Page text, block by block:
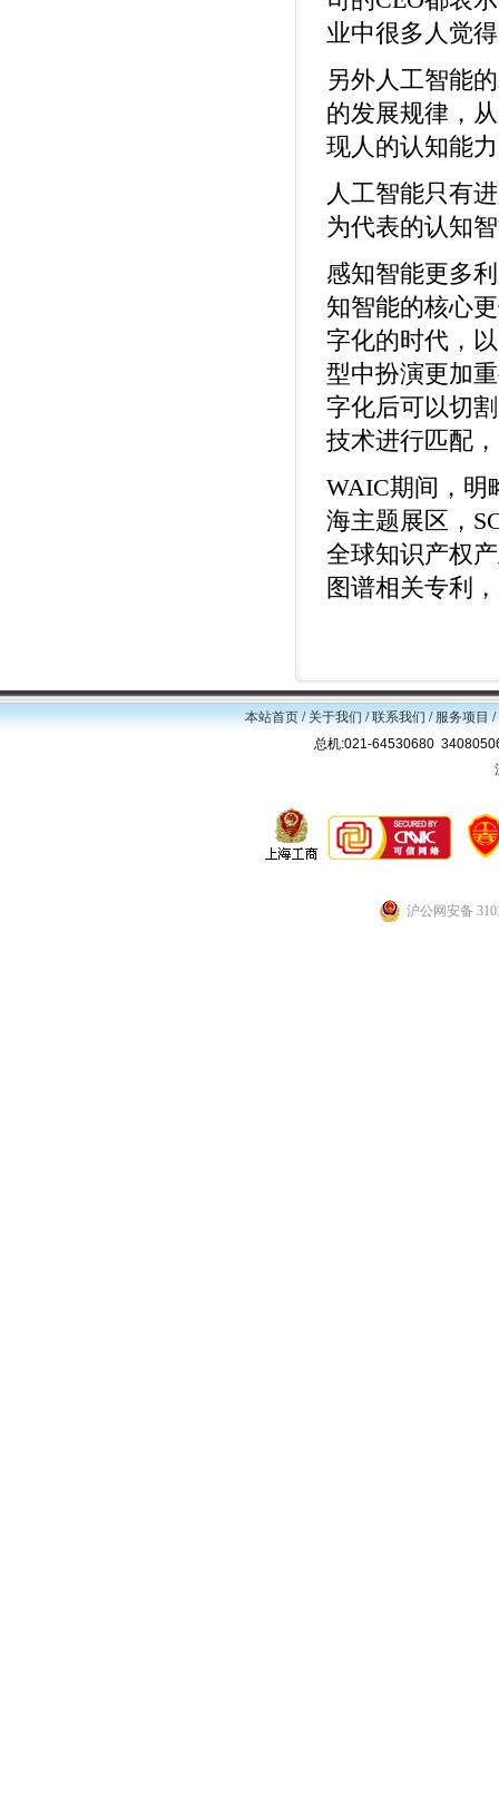
业中很多人觉
另外人工智能
的发展规律，
现人的认知能
人工智能只有
为代表的认知
感知智能更多
知智能的核心
字化的时代，
型中扮演更加
字化后可以切
技术进行匹配
WAIC期间，明
海主题展区，
全球知识产权
图谱相关专利
本站首页/关于我们/联系我们/服务项目/
总机:021-64530680
沪公网安备